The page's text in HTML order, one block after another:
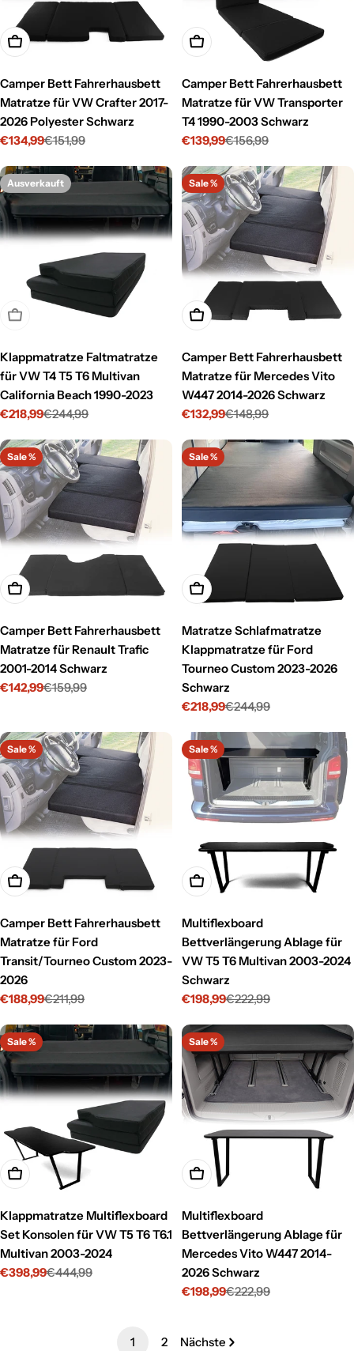
In den Warenkorb legen
Camper Bett Fahrerhausbett
Matratze für VW Crafter 2017-
2026 Polyester Schwarz
Verkaufspreis
€134,99
Regulärer€151,99
In den Warenkorb legen
Camper Bett Fahrerhausbett
Matratze für VW Transporter
T4 1990-2003 Schwarz
Verkaufspreis
€139,99
Regulärer€156,99
Ausverkauft
Ausverkauft
Klappmatratze Faltmatratze
für VW T4 T5 T6 Multivan
California Beach 1990-2023
Verkaufspreis
€218,99
Regulärer€244,99
Sale %
In den Warenkorb legen
Camper Bett Fahrerhausbett
Matratze für Mercedes Vito
W447 2014-2026 Schwarz
Verkaufspreis
€132,99
Regulärer€148,99
Sale %
In den Warenkorb legen
Camper Bett Fahrerhausbett
Matratze für Renault Trafic
2001-2014 Schwarz
Verkaufspreis
€142,99
Regulärer€159,99
Sale %
In den Warenkorb legen
Matratze Schlafmatratze
Klappmatratze für Ford
Tourneo Custom 2023-2026
Schwarz
Verkaufspreis
€218,99
Regulärer€244,99
Sale %
In den Warenkorb legen
Camper Bett Fahrerhausbett
Matratze für Ford
Transit/Tourneo Custom 2023-
2026
Verkaufspreis
€188,99
Regulärer€211,99
Sale %
In den Warenkorb legen
Multiflexboard
Bettverlängerung Ablage für
VW T5 T6 Multivan 2003-2024
Schwarz
Verkaufspreis
€198,99
Regulärer€222,99
Sale %
In den Warenkorb legen
Klappmatratze Multiflexboard
Set Konsolen für VW T5 T6 T6.1
Multivan 2003-2024
Verkaufspreis
€398,99
Regulärer€444,99
Sale %
In den Warenkorb legen
Multiflexboard
Bettverlängerung Ablage für
Mercedes Vito W447 2014-
2026 Schwarz
Verkaufspreis
€198,99
Regulärer€222,99
1 2 Nächste